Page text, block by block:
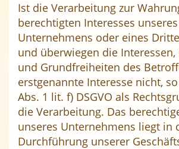
Ist die Verarbeitung zur
berechtigten Interesses unseres
Unternehmens oder eines
und überwiegen die
und Grundfreiheiten des
erstgenannte Interesse nicht,
Abs. 1 lit. f) DSGVO als
die Verarbeitung. Das
unseres Unternehmens liegt in
Durchführung unserer